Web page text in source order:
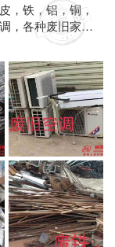
，铁，铝，铜，
，各种废旧家
的一个电话我们
信同号